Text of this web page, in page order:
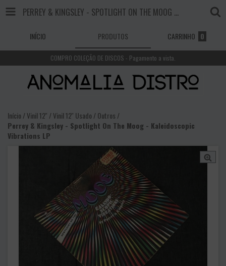
PERREY & KINGSLEY - SPOTLIGHT ON THE MOOG - KALEIDOSCOPIC VIBRATIONS LP
INÍCIO PRODUTOS CARRINHO 0
COMPRO COLEÇÃO DE DISCOS - Pagamento a vista.
Início /Vinil 12'' /Vinil 12'' Usado /Outros /
Perrey & Kingsley - Spotlight On The Moog - Kaleidoscopic
Vibrations LP